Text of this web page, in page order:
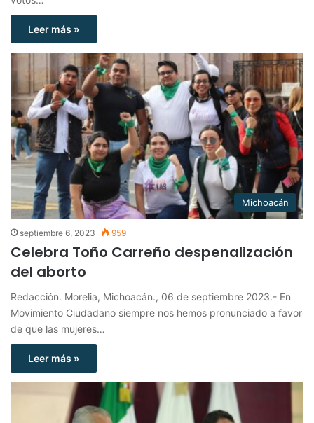
Leer más »
Michoacán
septiembre 6, 2023 959
Celebra Toño Carreño despenalización
del aborto
Redacción. Morelia, Michoacán., 06 de septiembre 2023.- En
Movimiento Ciudadano siempre nos hemos pronunciado a favor
de que las mujeres…
Leer más »